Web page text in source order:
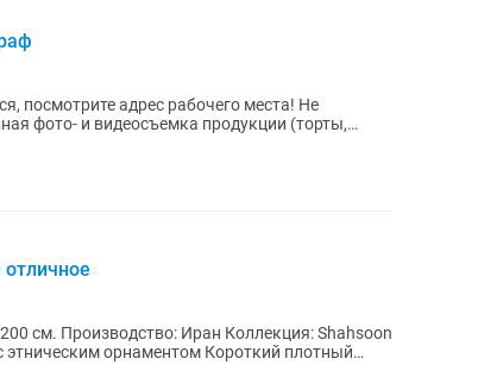
посмотрите адрес рабочего места! Не
Shahsoon
орнаментом Короткий плотный